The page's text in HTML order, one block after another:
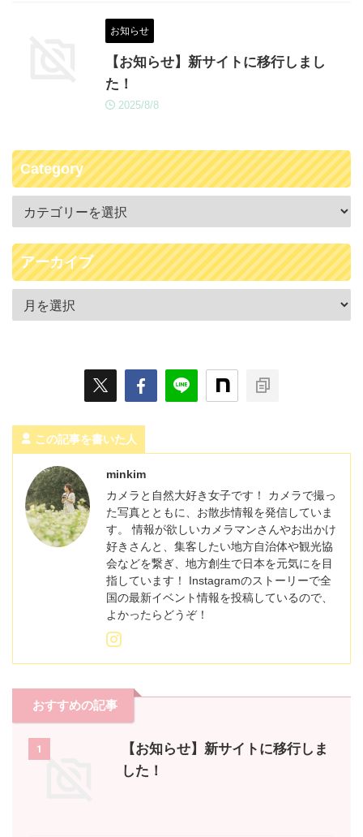
お知らせ
【お知らせ】新サイトに移行しまし
た！
2025/8/8
Category
アーカイブ
この記事を書いた人
minkim
カメラと自然大好き女子です！ カメラで撮っ
た写真とともに、お散歩情報を発信していま
す。 情報が欲しいカメラマンさんやお出かけ
好きさんと、集客したい地方自治体や観光協
会などを繋ぎ、地方創生で日本を元気にを目
指しています！ Instagramのストーリーで全
国の最新イベント情報を投稿しているので、
よかったらどうぞ！
おすすめの記事
1
【お知らせ】新サイトに移行しま
した！